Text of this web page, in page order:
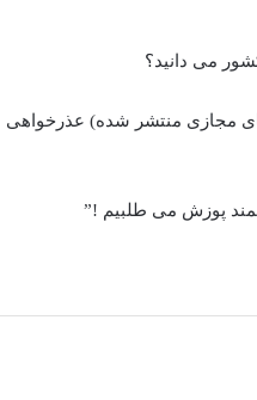
می دانید؟
مجازی منتشر شده) عذرخواهی
پوزش می طلبیم !”